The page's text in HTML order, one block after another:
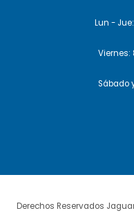
Lun -
Sábado
Derechos Reservados